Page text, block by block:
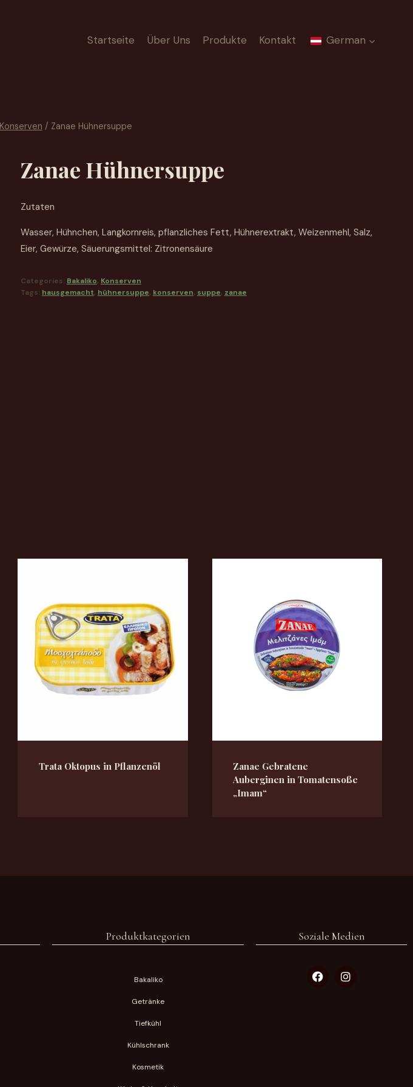
Startseite Über Uns Produkte Kontakt German
Konserven / Zanae Hühnersuppe
Zanae Hühnersuppe
Zutaten
Wasser, Hühnchen, Langkornreis, pflanzliches Fett, Hühnerextrakt, Weizenmehl, Salz,
Eier, Gewürze, Säuerungsmittel: Zitronensäure
Categories: Bakaliko, Konserven
Tags: hausgemacht, hühnersuppe, konserven, suppe, zanae
Trata Oktopus in Pflanzenöl
Zanae Gebratene
Auberginen in Tomatensoße
„Imam“
Produktkategorien
Bakaliko
Getränke
Tiefkühl
Kühlschrank
Kosmetik
Soziale Medien